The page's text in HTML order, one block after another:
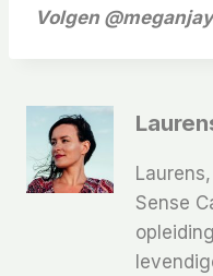
Volgen
Sense